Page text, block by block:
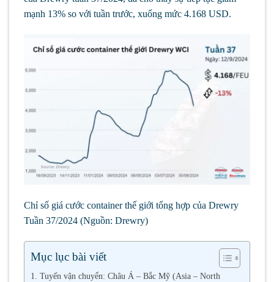
mạnh 13% so với tuần trước, xuống mức 4.168 USD.
Chỉ số giá cước container thế giới tổng hợp của Drewry
Tuần 37/2024 (Nguồn: Drewry)
Mục lục bài viết
1. Tuyến vận chuyển: Châu Á – Bắc Mỹ (Asia – North